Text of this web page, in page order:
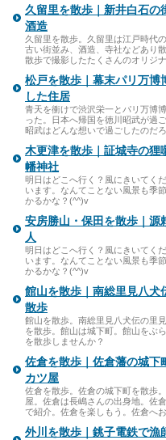
久留里を散歩｜新井白石
酒造
久留里を散歩。久留里は江戸時代
古い街並み、酒造、寺社などあり
散歩で撮影したたくさんのオリジ
松戸を散歩｜幕末パリ万博
した住居
青天を衝けで渋沢栄一とパリ万博
った。日本へ帰国を徳川昭武が過
昭武はどんな想いで過ごしたのだろ
木更津を散歩｜証城寺の狸
幡神社
明日はどこへ行く？風にきいてく
います。なんてことない風景も季
かるかな？(^^)v
安房勝山・保田を散歩｜源
人
明日はどこへ行く？風にきいてく
います。なんてことない風景も季
かるかな？(^^)v
館山を散歩｜南総里見八犬
散歩
館山を散歩。南総里見八犬伝の里
を散歩。館山は城下町。館山をぶ
を散歩しませんか？
佐倉を散歩｜佐倉藩の城下
カツ屋
佐倉を散歩。佐倉の城下町を散歩
屋。佐倉は長嶋さんの出身地。佐
で紹介。佐倉を楽しもう。佐倉へ
外川を散歩｜銚子電鉄で漁